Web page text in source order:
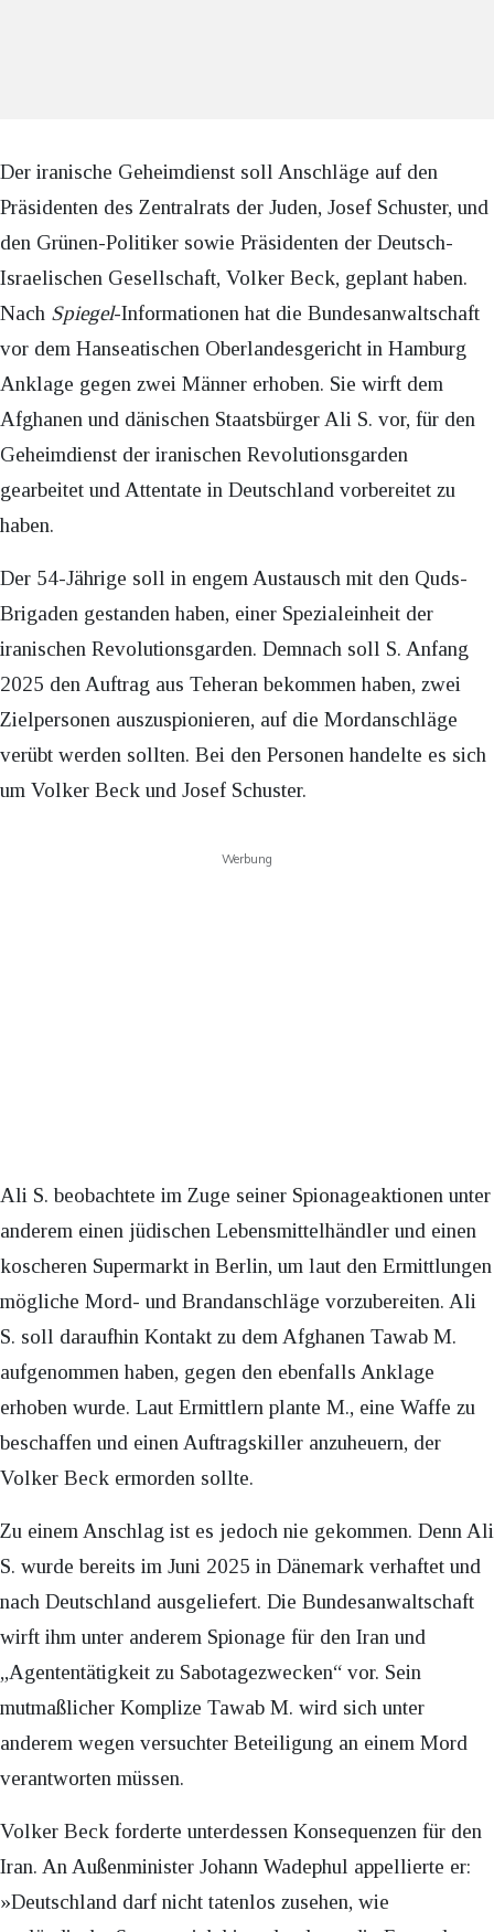
Der iranische Geheimdienst soll Anschläge auf den
Präsidenten des Zentralrats der Juden, Josef Schuster, und
den Grünen-Politiker sowie Präsidenten der Deutsch-
Israelischen Gesellschaft, Volker Beck, geplant haben.
Nach Spiegel-Informationen hat die Bundesanwaltschaft
vor dem Hanseatischen Oberlandesgericht in Hamburg
Anklage gegen zwei Männer erhoben. Sie wirft dem
Afghanen und dänischen Staatsbürger Ali S. vor, für den
Geheimdienst der iranischen Revolutionsgarden
gearbeitet und Attentate in Deutschland vorbereitet zu
haben.
Der 54-Jährige soll in engem Austausch mit den Quds-
Brigaden gestanden haben, einer Spezialeinheit der
iranischen Revolutionsgarden. Demnach soll S. Anfang
2025 den Auftrag aus Teheran bekommen haben, zwei
Zielpersonen auszuspionieren, auf die Mordanschläge
verübt werden sollten. Bei den Personen handelte es sich
um Volker Beck und Josef Schuster.
Werbung
Ali S. beobachtete im Zuge seiner Spionageaktionen unter
anderem einen jüdischen Lebensmittelhändler und einen
koscheren Supermarkt in Berlin, um laut den Ermittlungen
mögliche Mord- und Brandanschläge vorzubereiten. Ali
S. soll daraufhin Kontakt zu dem Afghanen Tawab M.
aufgenommen haben, gegen den ebenfalls Anklage
erhoben wurde. Laut Ermittlern plante M., eine Waffe zu
beschaffen und einen Auftragskiller anzuheuern, der
Volker Beck ermorden sollte.
Zu einem Anschlag ist es jedoch nie gekommen. Denn Ali
S. wurde bereits im Juni 2025 in Dänemark verhaftet und
nach Deutschland ausgeliefert. Die Bundesanwaltschaft
wirft ihm unter anderem Spionage für den Iran und
„Agententätigkeit zu Sabotagezwecken“ vor. Sein
mutmaßlicher Komplize Tawab M. wird sich unter
anderem wegen versuchter Beteiligung an einem Mord
verantworten müssen.
Volker Beck forderte unterdessen Konsequenzen für den
Iran. An Außenminister Johann Wadephul appellierte er:
»Deutschland darf nicht tatenlos zusehen, wie